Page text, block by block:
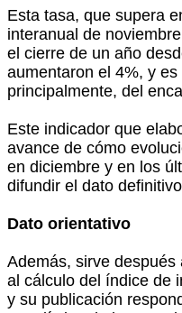
Esta tasa, que supera
interanual de
el cierre de un año
aumentaron el 4%, y
principalmente, del
Este indicador que
avance de cómo
en diciembre y en los
difundir el dato
Dato orientativo
Además, sirve
al cálculo del índice de
y su publicación